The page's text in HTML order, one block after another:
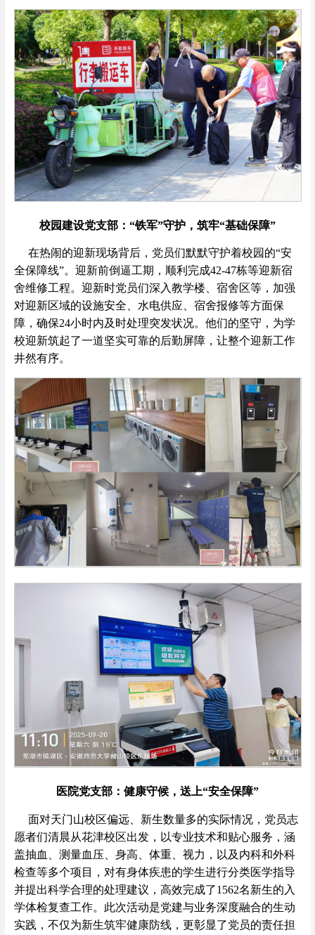
校园建设党支部：“铁军”守护，筑牢“基础保障”
在热闹的迎新现场背后，党员们默默守护着校园的“安
全保障线”。迎新前倒逼工期，顺利完成42-47栋等迎新宿
舍维修工程。迎新时党员们深入教学楼、宿舍区等，加强
对迎新区域的设施安全、水电供应、宿舍报修等方面保
障，确保24小时内及时处理突发状况。他们的坚守，为学
校迎新筑起了一道坚实可靠的后勤屏障，让整个迎新工作
井然有序。
医院党支部：健康守候，送上“安全保障”
面对天门山校区偏远、新生数量多的实际情况，党员志
愿者们清晨从花津校区出发，以专业技术和贴心服务，涵
盖抽血、测量血压、身高、体重、视力，以及内科和外科
检查等多个项目，对有身体疾患的学生进行分类医学指导
并提出科学合理的处理建议，高效完成了1562名新生的入
学体检复查工作。此次活动是党建与业务深度融合的生动
实践，不仅为新生筑牢健康防线，更彰显了党员的责任担